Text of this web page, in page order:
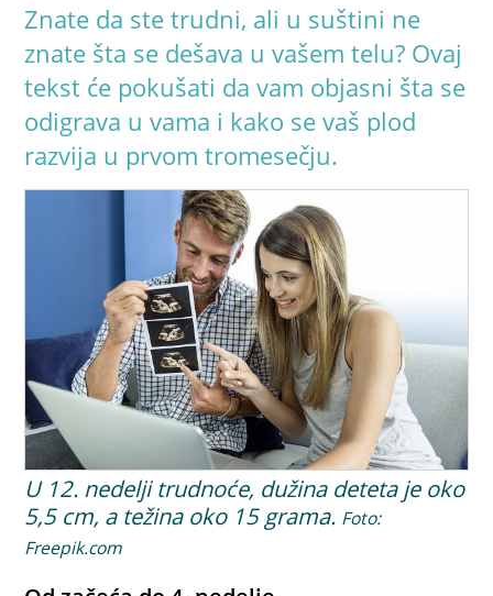
Znate da ste trudni, ali u suštini ne
znate šta se dešava u vašem telu? Ovaj
tekst će pokušati da vam objasni šta se
odigrava u vama i kako se vaš plod
razvija u prvom tromesečju.
U 12. nedelji trudnoće, dužina deteta je oko
5,5 cm, a težina oko 15 grama. Foto:
Freepik.com